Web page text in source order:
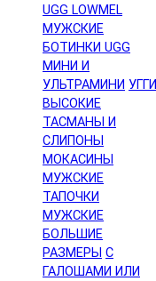
UGG LOWMEL
МУЖСКИЕ
БОТИНКИ UGG
МИНИ И
УЛЬТРАМИНИ УГГИ
ВЫСОКИЕ
ТАСМАНЫ И
СЛИПОНЫ
МОКАСИНЫ
МУЖСКИЕ
ТАПОЧКИ
МУЖСКИЕ
БОЛЬШИЕ
РАЗМЕРЫ С
ГАЛОШАМИ ИЛИ